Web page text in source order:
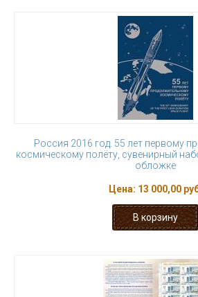
Россия 2016 год. 55 лет первому
космическому полёту, сувенирный
обложке
Цена: 13 000,00